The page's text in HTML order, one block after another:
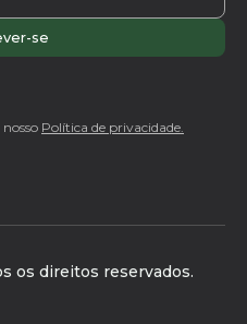
Política de privacidade.
os direitos reservados.